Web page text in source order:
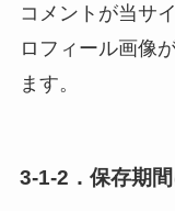
コメントが当サ
ロフィール画像
ます。
3-1-2．保存期